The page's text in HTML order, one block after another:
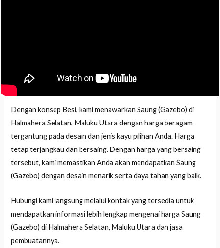
Dengan konsep Besi, kami menawarkan Saung (Gazebo) di
Halmahera Selatan, Maluku Utara dengan harga beragam,
tergantung pada desain dan jenis kayu pilihan Anda. Harga
tetap terjangkau dan bersaing. Dengan harga yang bersaing
tersebut, kami memastikan Anda akan mendapatkan Saung
(Gazebo) dengan desain menarik serta daya tahan yang baik.
Hubungi kami langsung melalui kontak yang tersedia untuk
mendapatkan informasi lebih lengkap mengenai harga Saung
(Gazebo) di Halmahera Selatan, Maluku Utara dan jasa
pembuatannya.